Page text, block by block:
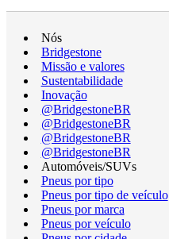
Nós
Bridgestone
Missão e valores
Sustentabilidade
Inovação
@BridgestoneBR
@BridgestoneBR
@BridgestoneBR
@BridgestoneBR
Automóveis/SUVs
Pneus por tipo
Pneus por tipo de veículo
Pneus por marca
Pneus por veículo